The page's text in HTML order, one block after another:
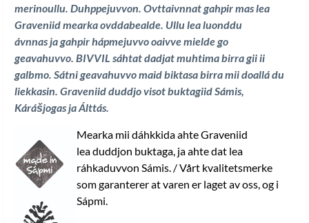
merinoullu. Duhppejuvvon. Ovttaivnnat gahpir mas lea
Graveniid mearka ovddabealde. Ullu lea luonddu
ávnnas ja gahpir hápmejuvvo oaivve mielde go
geavahuvvo. BIVVIL sáhtat dadjat muhtima birra gii ii
galbmo. Sátni geavahuvvo maid biktasa birra mii doallá du
liekkasin. Graveniid duddjo visot buktagiid Sámis,
Kárášjogas ja Álttás
Mearka mii dáhkkida ahte Graveniid
lea duddjon buktaga, ja ahte dat lea
ráhkaduvvon Sámis. / Vårt kvalitetsmerke
som garanterer at varen er laget av oss, og i
Sápmi.